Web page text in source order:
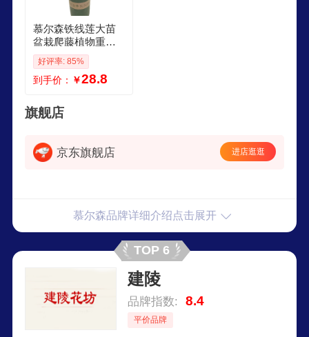
慕尔森铁线莲大苗
盆栽爬藤植物重瓣
大花藤本户外花卉
植物室内外耐寒耐
热 啤酒 小苗1015厘
好评率: 85%
到手价： ￥28.8
旗舰店
京东旗舰店 进店逛逛
慕尔森品牌详细介绍点击展开
TOP 6
建陵
品牌指数: 8.4
平价品牌